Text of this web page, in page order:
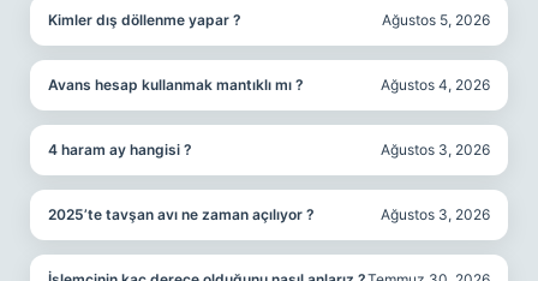
Kimler dış döllenme yapar ? Ağustos 5, 2026
Avans hesap kullanmak mantıklı mı ? Ağustos 4, 2026
4 haram ay hangisi ? Ağustos 3, 2026
2025’te tavşan avı ne zaman açılıyor ? Ağustos 3, 2026